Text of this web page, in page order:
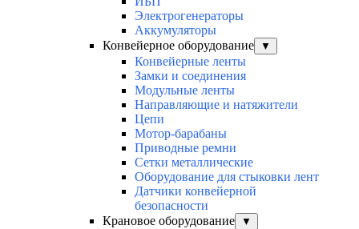
Электрогенераторы
Аккумуляторы
Конвейерное оборудование
▼
Конвейерные ленты
Замки и соединения
Модульные ленты
Направляющие и натяжители
Цепи
Мотор-барабаны
Приводные ремни
Сетки металлические
Оборудование для стыковки лент
Датчики конвейерной
безопасности
Крановое оборудование
▼